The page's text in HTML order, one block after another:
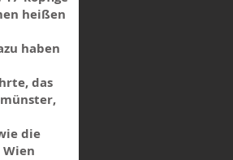
heißen
haben
das
die
Wien